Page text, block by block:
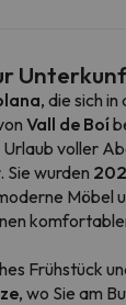
, die sich
Vall de Boí
voller
Sie wurden
Möbel
Frühstück
, wo Sie am